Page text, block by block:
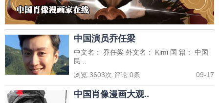
中国演员乔任梁
中文名： 乔任梁 外文名： Kimi 国 籍： 中国
民 ..
浏览:3603次 评论:0条 09-17
中国肖像漫画大观..